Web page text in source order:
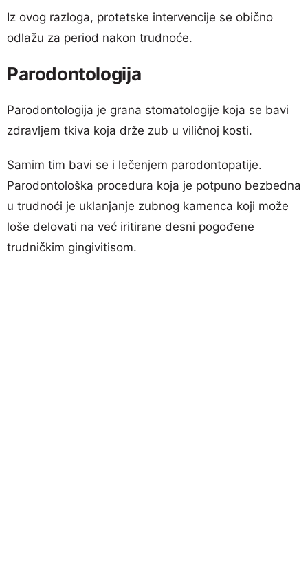
Iz ovog razloga, protetske intervencije se obično
odlažu za period nakon trudnoće.
Parodontologija
Parodontologija je grana stomatologije koja se bavi
zdravljem tkiva koja drže zub u viličnoj kosti.
Samim tim bavi se i lečenjem parodontopatije.
Parodontološka procedura koja je potpuno bezbedna
u trudnoći je uklanjanje zubnog kamenca koji može
loše delovati na već iritirane desni pogođene
trudničkim gingivitisom.